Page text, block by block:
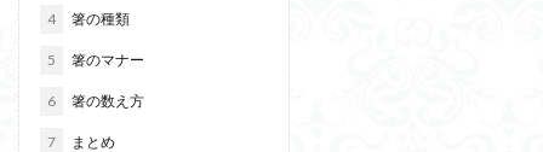
4 箸の種類
5 箸のマナー
6 箸の数え方
7 まとめ